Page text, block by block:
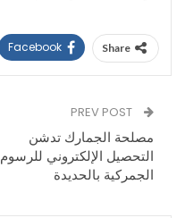
Share
Facebook
مصلحة الجمارك تدشن
التحصيل الإلكتروني للرسوم
الجمركية بالحديدة